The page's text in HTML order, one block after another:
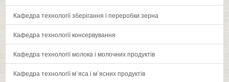
Кафедра технології зберігання і переробки зерна
Кафедра технології консервування
Кафедра технології молока і молочних продуктів
Кафедра технології м`яса і м`ясних продуктів